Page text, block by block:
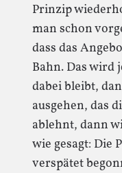
Prinzip
man schon
dass das
Bahn. Das wird
dabei bleibt,
ausgehen, das
ablehnt, dann
wie gesagt: Die
verspätet